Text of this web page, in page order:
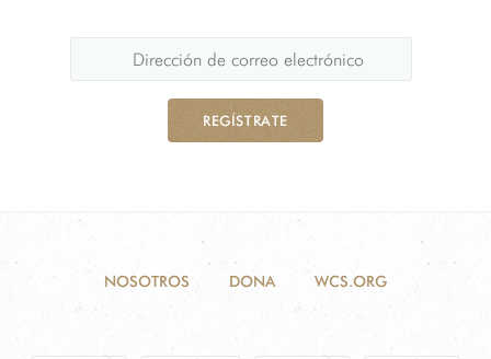
REGÍSTRATE
NOSOTROS DONA WCS.ORG